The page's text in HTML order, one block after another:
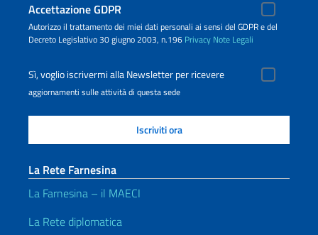
Accettazione GDPR
Autorizzo il trattamento dei miei dati personali ai sensi del GDPR e del
Decreto Legislativo 30 giugno 2003, n.196 Privacy Note Legali
Sì, voglio iscrivermi alla Newsletter per ricevere
aggiornamenti sulle attività di questa sede
La Rete Farnesina
La Farnesina – il MAECI
La Rete diplomatica